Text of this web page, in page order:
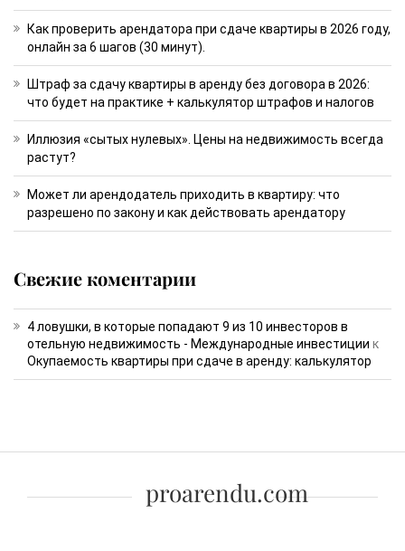
Как проверить арендатора при сдаче квартиры в 2026 году,
онлайн за 6 шагов (30 минут).
Штраф за сдачу квартиры в аренду без договора в 2026:
что будет на практике + калькулятор штрафов и налогов
Иллюзия «сытых нулевых». Цены на недвижимость всегда
растут?
Может ли арендодатель приходить в квартиру: что
разрешено по закону и как действовать арендатору
Свежие коментарии
4 ловушки, в которые попадают 9 из 10 инвесторов в
отельную недвижимость - Международные инвестиции к
Окупаемость квартиры при сдаче в аренду: калькулятор
proarendu.com